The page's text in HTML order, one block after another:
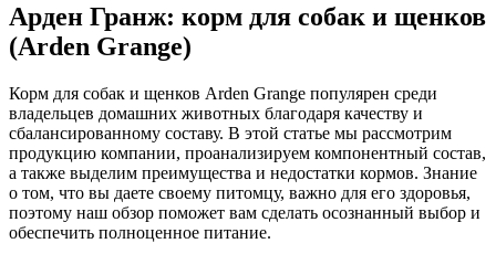
Арден Гранж: корм для собак и щенков
(Arden Grange)
Корм для собак и щенков Arden Grange популярен среди
владельцев домашних животных благодаря качеству и
сбалансированному составу. В этой статье мы рассмотрим
продукцию компании, проанализируем компонентный состав,
а также выделим преимущества и недостатки кормов. Знание
о том, что вы даете своему питомцу, важно для его здоровья,
поэтому наш обзор поможет вам сделать осознанный выбор и
обеспечить полноценное питание.